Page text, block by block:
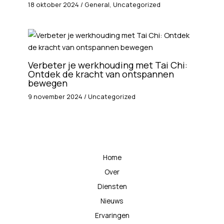
18 oktober 2024/ General, Uncategorized
Verbeter je werkhouding met Tai Chi:
Ontdek de kracht van ontspannen
bewegen
9 november 2024/ Uncategorized
Home
Over
Diensten
Nieuws
Ervaringen